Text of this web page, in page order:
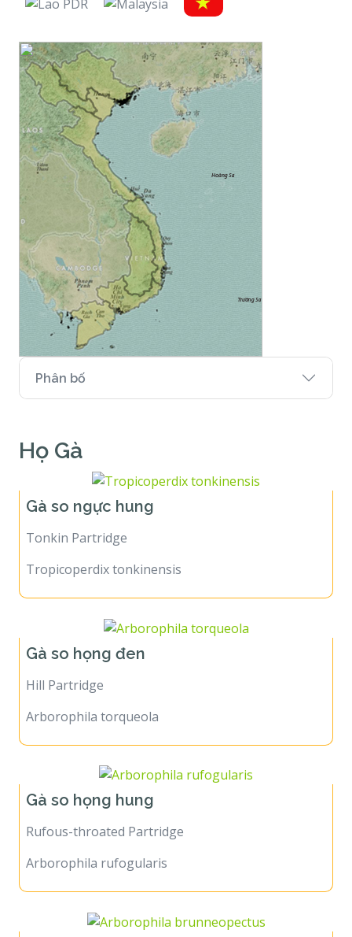
Phân bố
Họ Gà
Gà so ngực hung
Tonkin Partridge
Tropicoperdix tonkinensis
Gà so họng đen
Hill Partridge
Arborophila torqueola
Gà so họng hung
Rufous-throated Partridge
Arborophila rufogularis